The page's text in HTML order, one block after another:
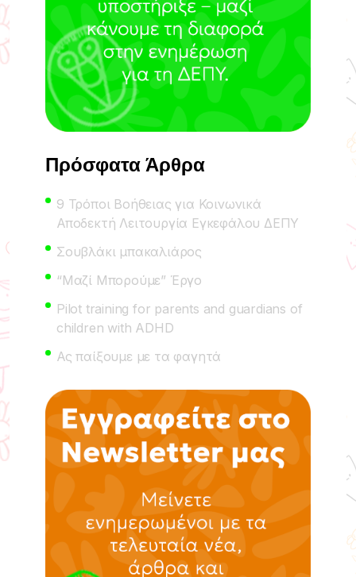
Πρόσφατα Άρθρα
9 Τρόποι Βοήθειας για Κοινωνικά
Αποδεκτή Λειτουργία Εγκεφάλου ΔΕΠΥ
Σουβλάκι μπακαλιάρος
“Μαζί Μπορούμε” Έργο
Pilot training for parents and guardians of
children with ADHD
Ας παίξουμε με τα φαγητά